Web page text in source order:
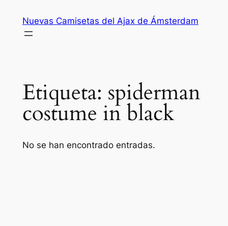
contenido
Nuevas Camisetas del Ajax de Ámsterdam
Etiqueta: spiderman
costume in black
No se han encontrado entradas.